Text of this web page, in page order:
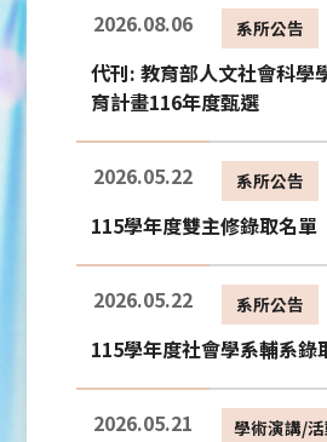
2026.08.06 系所公告
代刊: 教育部人文社會科學
育計畫116年度甄選
2026.05.22 系所公告
115學年度雙主修錄取名單
2026.05.22 系所公告
115學年度社會學系輔系錄
2026.05.21 學術演講/